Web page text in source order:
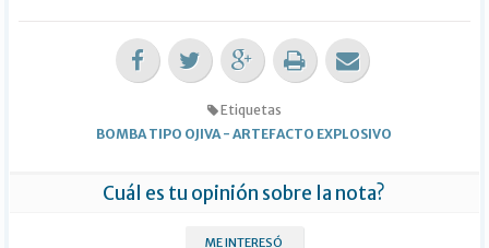
Etiquetas
BOMBA TIPO OJIVA -ARTEFACTO EXPLOSIVO
Cuál es tu opinión sobre la nota?
ME INTERESÓ